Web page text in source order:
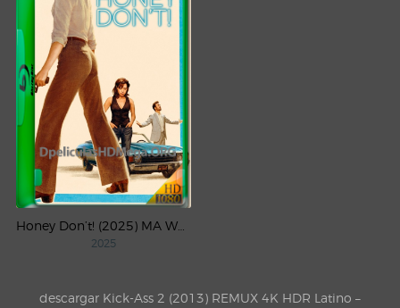
2025
descargar Kick-Ass 2 (2013) REMUX 4K HDR Latino –